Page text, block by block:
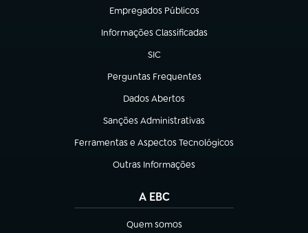
Empregados Públicos
(abre em nova aba)
Informações Classificadas
(abre em nova aba)
SIC
(abre em nova aba)
Perguntas Frequentes
(abre em nova aba)
Dados Abertos
(abre em nova aba)
Sanções Administrativas
(abre em nova aba)
Ferramentas e Aspectos Tecnológicos
(abre em nova aba)
Outras Informações
(abre em nova aba)
A EBC
Quem somos
(abre em nova aba)